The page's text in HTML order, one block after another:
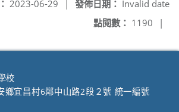
發佈日期： Invalid date
2023-06-29
|
點閱數： 1190 |
校
鄉宜昌村6鄰中山路2段２號 統一編號